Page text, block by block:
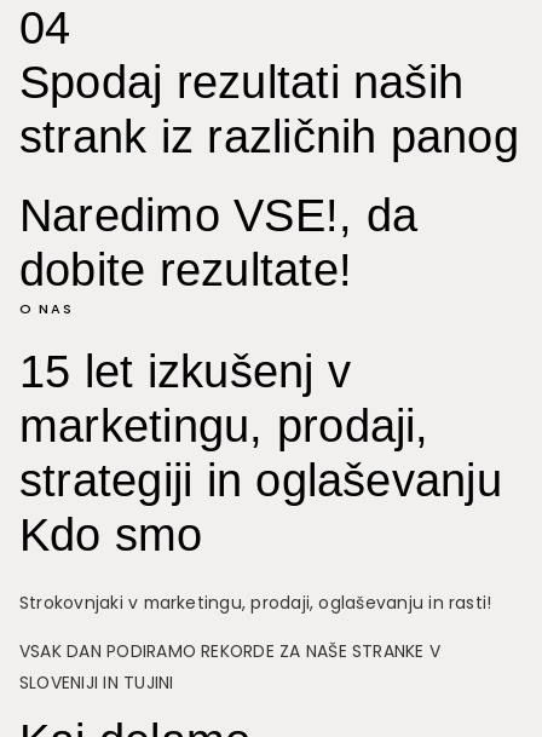
04
Spodaj rezultati naših
strank iz različnih panog
Naredimo VSE!, da
dobite rezultate!
O NAS
15 let izkušenj v
marketingu, prodaji,
strategiji in oglaševanju
Kdo smo
Strokovnjaki v marketingu, prodaji, oglaševanju in rasti!
VSAK DAN PODIRAMO REKORDE ZA NAŠE STRANKE V
SLOVENIJI IN TUJINI